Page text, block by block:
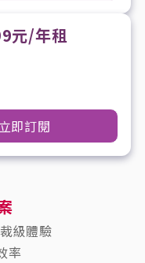
元/年租
立即訂閱
級體驗
率